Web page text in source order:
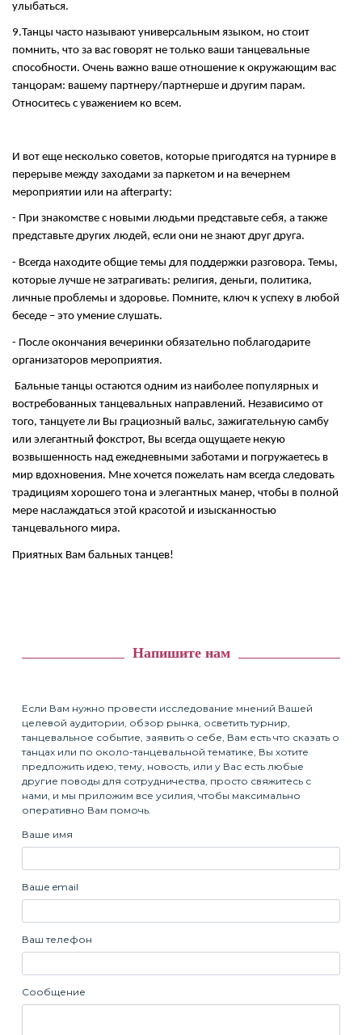
улыбаться.
9.Танцы часто называют универсальным языком, но стоит
помнить, что за вас говорят не только ваши танцевальные
способности. Очень важно ваше отношение к окружающим вас
танцорам: вашему партнеру/партнерше и другим парам.
Относитесь с уважением ко всем.
И вот еще несколько советов, которые пригодятся на турнире в
перерыве между заходами за паркетом и на вечернем
мероприятии или на afterparty:
- При знакомстве с новыми людьми представьте себя, а также
представьте других людей, если они не знают друг друга.
- Всегда находите общие темы для поддержки разговора. Темы,
которые лучше не затрагивать: религия, деньги, политика,
личные проблемы и здоровье. Помните, ключ к успеху в любой
беседе – это умение слушать.
- После окончания вечеринки обязательно поблагодарите
организаторов мероприятия.
Бальные танцы остаются одним из наиболее популярных и
востребованных танцевальных направлений. Независимо от
того, танцуете ли Вы грациозный вальс, зажигательную самбу
или элегантный фокстрот, Вы всегда ощущаете некую
возвышенность над ежедневными заботами и погружаетесь в
мир вдохновения. Мне хочется пожелать нам всегда следовать
традициям хорошего тона и элегантных манер, чтобы в полной
мере наслаждаться этой красотой и изысканностью
танцевального мира.
Приятных Вам бальных танцев!
Напишите нам
Если Вам нужно провести исследование мнений Вашей
целевой аудитории, обзор рынка, осветить турнир,
танцевальное событие, заявить о себе, Вам есть что сказать о
танцах или по около-танцевальной тематике, Вы хотите
предложить идею, тему, новость, или у Вас есть любые
другие поводы для сотрудничества, просто свяжитесь с
нами, и мы приложим все усилия, чтобы максимально
оперативно Вам помочь.
Ваше имя
Ваше email
Ваш телефон
Сообщение